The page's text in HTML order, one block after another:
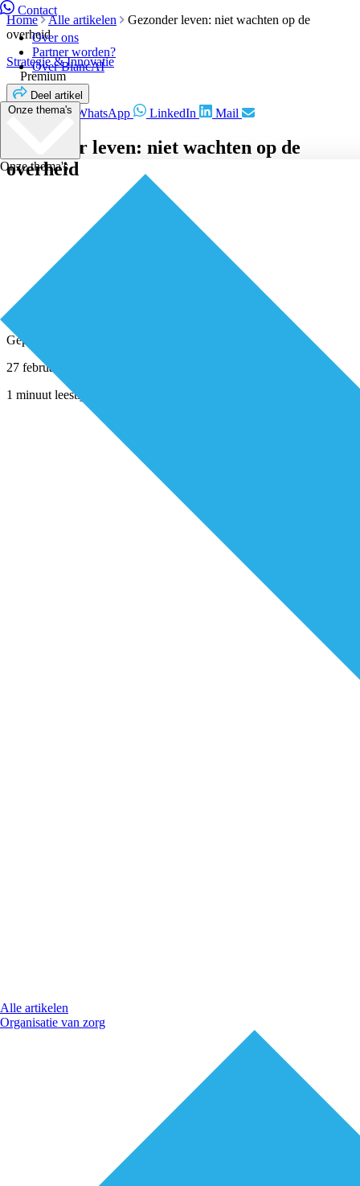
Contact
Over ons
Partner worden?
Over BiancAI
Onze thema's
Onze thema's
Alle artikelen
Organisatie van zorg
Home Alle artikelen
Gezonder leven: niet wachten op de
overheid
Strategie & Innovatie
Premium
Deel artikel
Facebook WhatsApp LinkedIn Mail
Gezonder leven: niet wachten op de
overheid
Geplaatst door
27 februari 2020
1 minuut leestijd